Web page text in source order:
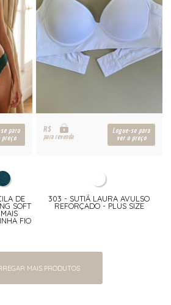
para
preço
DE
SOFT
FIO
R$
para revenda
Logue-se para
ver o preço
303 - SUTIÃ LAURA AVULSO
REFORÇADO - PLUS SIZE
MAIS PRODUTOS